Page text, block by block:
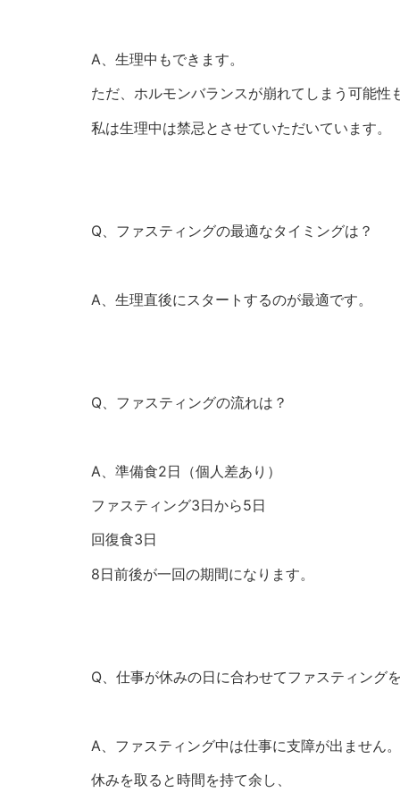
A、生理中もできます。
ただ、ホルモンバランスが崩れてしまう可能性
私は生理中は禁忌とさせていただいています。
Q、ファスティングの最適なタイミングは？
A、生理直後にスタートするのが最適です。
Q、ファスティングの流れは？
A、準備食2日（個人差あり）
ファスティング3日から5日
回復食3日
8日前後が一回の期間になります。
Q、仕事が休みの日に合わせてファスティング
A、ファスティング中は仕事に支障が出ません。
休みを取ると時間を持て余し、